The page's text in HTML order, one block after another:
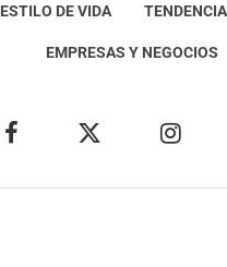
ESTILO DE VIDA
EMPRESAS Y NEGOCIOS